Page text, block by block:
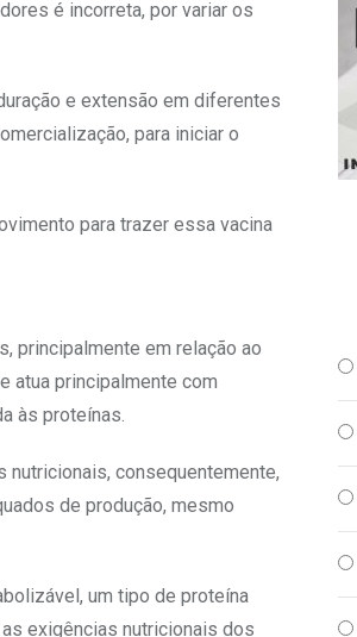
é incorreta, por variar os
e extensão em diferentes
para iniciar o
para trazer essa vacina
principalmente em relação ao
atua principalmente com
às proteínas.
nutricionais, consequentemente,
de produção, mesmo
um tipo de proteína
exigências nutricionais dos